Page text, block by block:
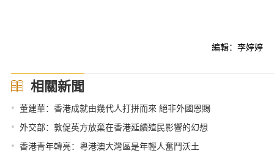
編輯：李婷婷
相關新聞
• 董建華：香港成就由幾代人打拼而來 絕非外國恩賜
• 外交部：敦促英方放棄在香港延續殖民影響的幻想
• 香港青年韓亮：粵港澳大灣區是年輕人奮鬥沃土